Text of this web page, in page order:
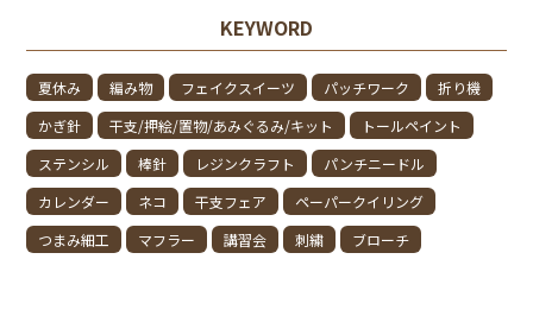
KEYWORD
夏休み 編み物 フェイクスイーツ パッチワーク
折り機
かぎ針
干支/押絵/置物/あみぐるみ/キット
トールペイント
ステンシル
棒針 レジンクラフト
パンチニードル
カレンダー
ネコ 干支フェア
ペーパークイリング
つまみ細工
マフラー 講習会 刺繍 ブローチ